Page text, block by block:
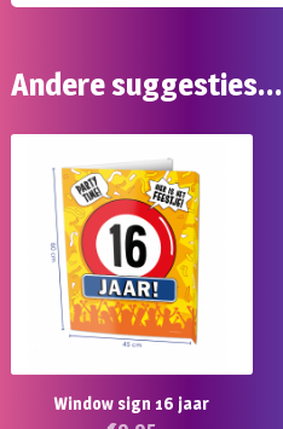
Andere suggesties…
Window sign 16 jaar